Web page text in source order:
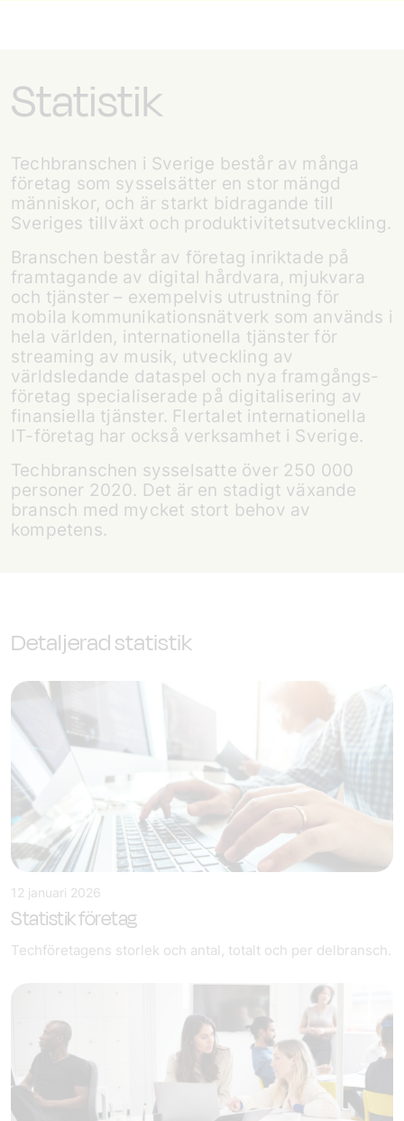
Statistik
Tech­branschen i Sverige består av många
företag som sysselsätter en stor mängd
människor, och är starkt bidragande till
Sveriges tillväxt och produktivitets­utveckling.
Branschen består av företag inriktade på
framtagande av digital hårdvara, mjukvara
och tjänster – exempelvis utrustning för
mobila kommunikationsnätverk som används i
hela världen, internationella tjänster för
streaming av musik, utveckling av
världsledande dataspel och nya framgångs­
företag specialiserade på digitalisering av
finansiella tjänster. Flertalet internationella
IT-företag har också verksamhet i Sverige.
Tech­branschen sysselsatte över 250 000
personer 2020. Det är en stadigt växande
bransch med mycket stort behov av
kompetens.
Detaljerad statistik
12 januari 2026
Statistik företag
Techföretagens storlek och antal, totalt och per delbransch.